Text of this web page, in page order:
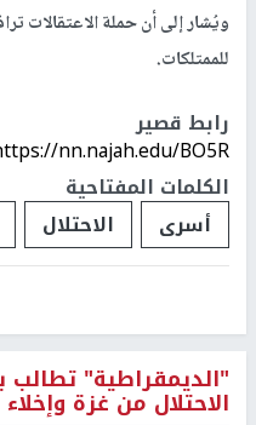
ويُشار إلى أن حملة الاعتقالات
للممتلكات.
رابط قصير
nn.najah.edu/BO5R/
الكلمات المفتاحية
أسرى
الاحتلال
"الديمقراطية"
الاحتلال من غزة